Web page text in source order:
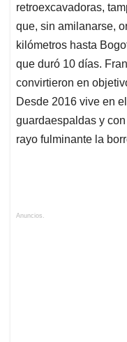
retroexcavadoras,
que, sin amilanarse,
kilómetros hasta
que duró 10 días.
convirtieron en
Desde 2016 vive en
guardaespaldas y
rayo fulminante la
Anuncios.